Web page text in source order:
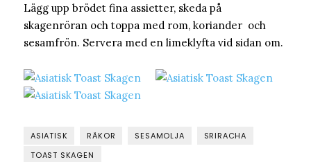
Lägg upp brödet fina assietter, skeda på
skagenröran och toppa med rom, koriander och
sesamfrön. Servera med en limeklyfta vid sidan om.
ASIATISK RÄKOR SESAMOLJA
SRIRACHA
TOAST SKAGEN